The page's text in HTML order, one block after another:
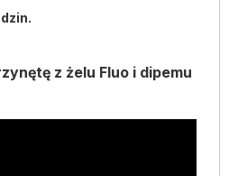
z żelu Fluo i dipemu